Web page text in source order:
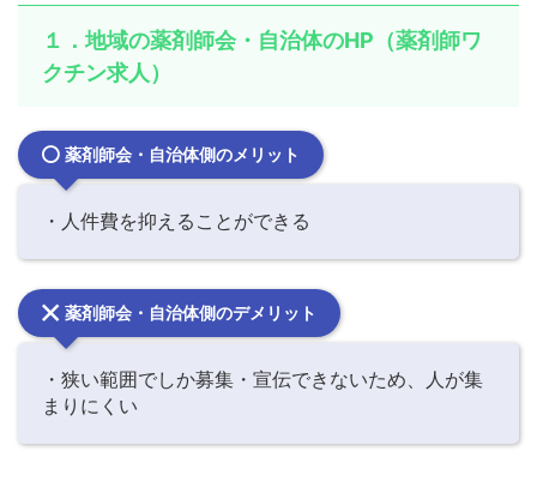
１．地域の薬剤師会・自治体のHP（薬剤師ワ
クチン求人）
薬剤師会・自治体側のメリット
・人件費を抑えることができる
薬剤師会・自治体側のデメリット
・狭い範囲でしか募集・宣伝できないため、人が集
まりにくい